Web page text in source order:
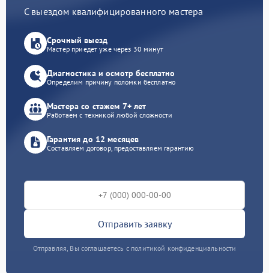
С выездом квалифицированного мастера
Срочный выезд
Мастер приедет уже через 30 минут
Диагностика и осмотр бесплатно
Определим причину поломки бесплатно
Мастера со стажем 7+ лет
Работаем с техникой любой сложности
Гарантия до 12 месяцев
Составляем договор, предоставляем гарантию
Отправить заявку
Отправляя, Вы соглашаетесь с политикой конфиденциальности